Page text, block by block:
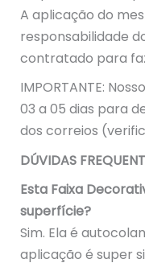
A aplicação do
responsabilidade
contratado para
IMPORTANTE:
03 a 05 dias para
dos correios
DÚVIDAS
Esta Faixa
superfície?
Sim. Ela é
aplicação é super